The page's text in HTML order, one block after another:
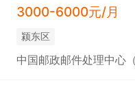
3000-6000元/月
颍东区
中国邮政邮件处理中心